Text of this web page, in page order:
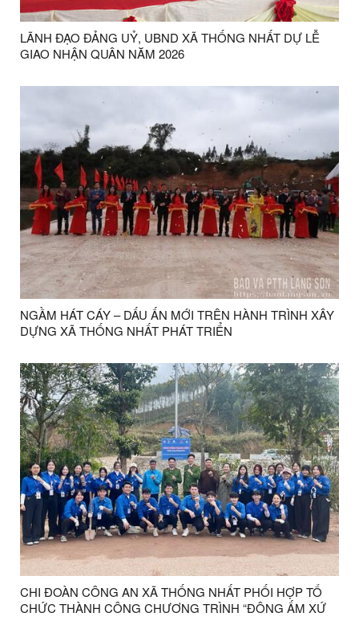
LÃNH ĐẠO ĐẢNG UỶ, UBND XÃ THỐNG NHẤT DỰ LỄ
GIAO NHẬN QUÂN NĂM 2026
NGẦM HÁT CÁY – DẤU ẤN MỚI TRÊN HÀNH TRÌNH XÂY
DỰNG XÃ THỐNG NHẤT PHÁT TRIỂN
CHI ĐOÀN CÔNG AN XÃ THỐNG NHẤT PHỐI HỢP TỔ
CHỨC THÀNH CÔNG CHƯƠNG TRÌNH “ĐÔNG ẤM XỨ